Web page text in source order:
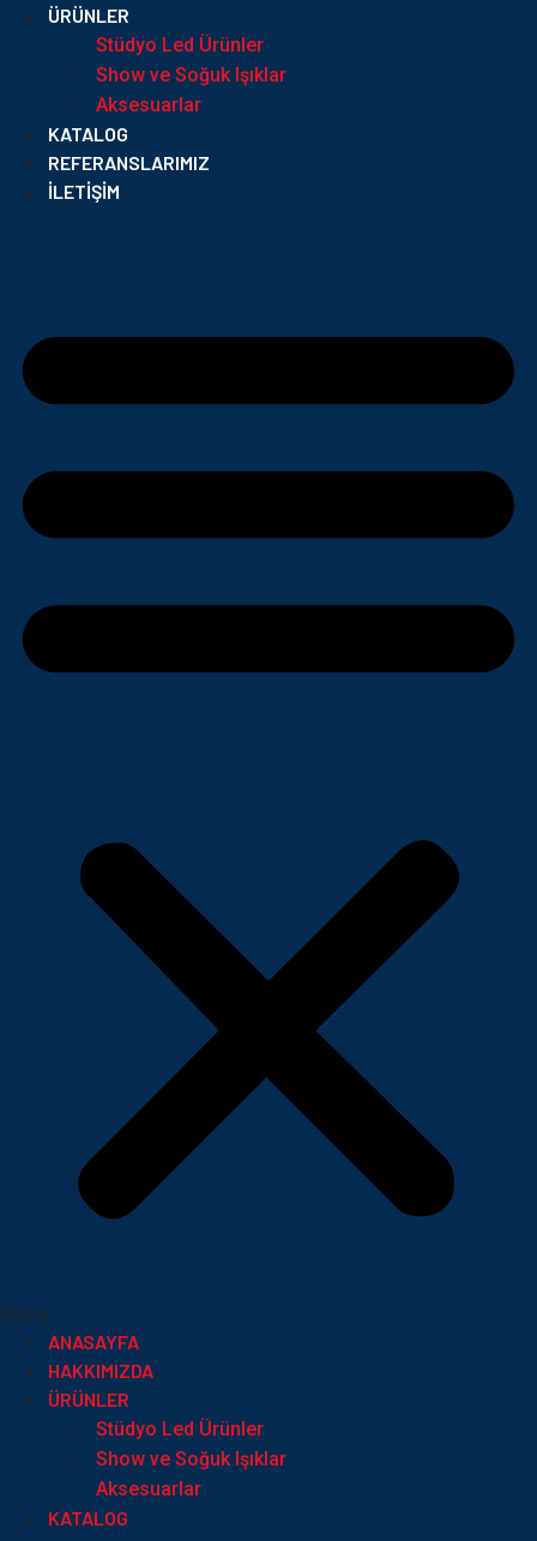
ÜRÜNLER
Stüdyo Led Ürünler
Show ve Soğuk Işıklar
Aksesuarlar
KATALOG
REFERANSLARIMIZ
İLETIŞIM
Menu
ANASAYFA
HAKKIMIZDA
ÜRÜNLER
Stüdyo Led Ürünler
Show ve Soğuk Işıklar
Aksesuarlar
KATALOG